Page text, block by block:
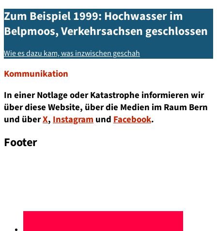
Zum Beispiel 1999: Hochwasser im
Belpmoos, Verkehrsachsen geschlossen
Wie es dazu kam, was inzwischen geschah
Kommunikation
In einer Notlage oder Katastrophe informieren wir
über diese Website, über die Medien im Raum Bern
und überX, Instagram und Facebook.
Footer